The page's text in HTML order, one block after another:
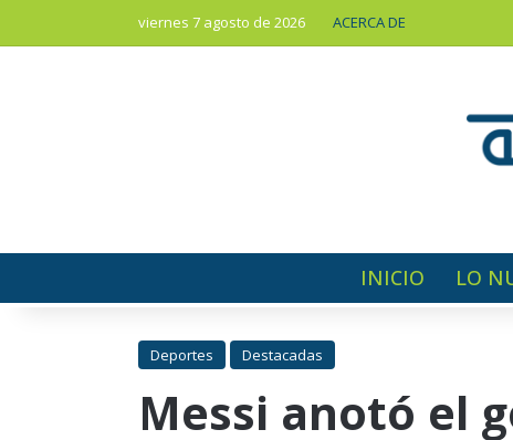
viernes 7 agosto de 2026 ACERCA DE
INICIO LO
Deportes Destacadas
Messi anotó el